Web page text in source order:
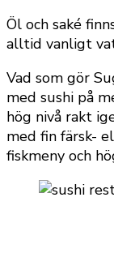
Öl och saké
alltid vanligt
Vad som gör
med sushi på
hög nivå rakt
med fin färsk-
fiskmeny och